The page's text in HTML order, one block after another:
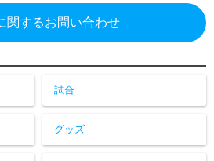
関するお問い合わせ
試合
グッズ